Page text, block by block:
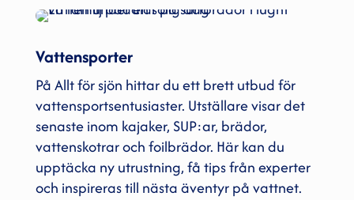
Vattensporter
På Allt för sjön hittar du ett brett utbud för
vattensportsentusiaster. Utställare visar det
senaste inom kajaker, SUP:ar, brädor,
vattenskotrar och foilbrädor. Här kan du
upptäcka ny utrustning, få tips från experter
och inspireras till nästa äventyr på vattnet.